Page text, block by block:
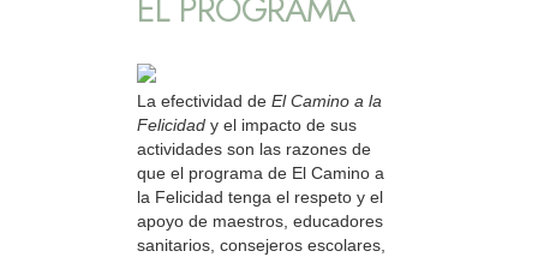
La efectividad de El Camino a la
Felicidad y el impacto de sus
actividades son las razones de
que el programa de El Camino a
la Felicidad tenga el respeto y el
apoyo de maestros, educadores
sanitarios, consejeros escolares,